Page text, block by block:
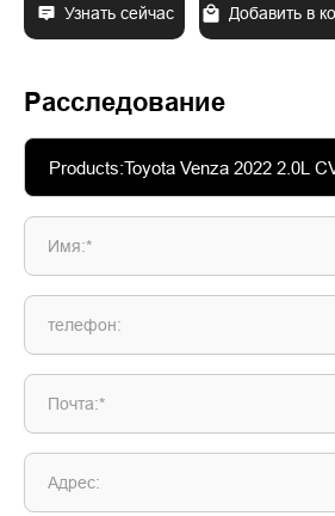
Узнать сейчас Добавить в
Расследование
Имя:*
телефон:
Почта:*
Адрес: